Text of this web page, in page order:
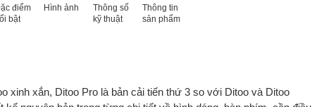
điểm
bật
Hình ảnh
Thông số
kỹ thuật
Thông tin
sản phẩm
xinh xắn, Ditoo Pro là bản cải tiến thứ 3 so với Ditoo và Ditoo